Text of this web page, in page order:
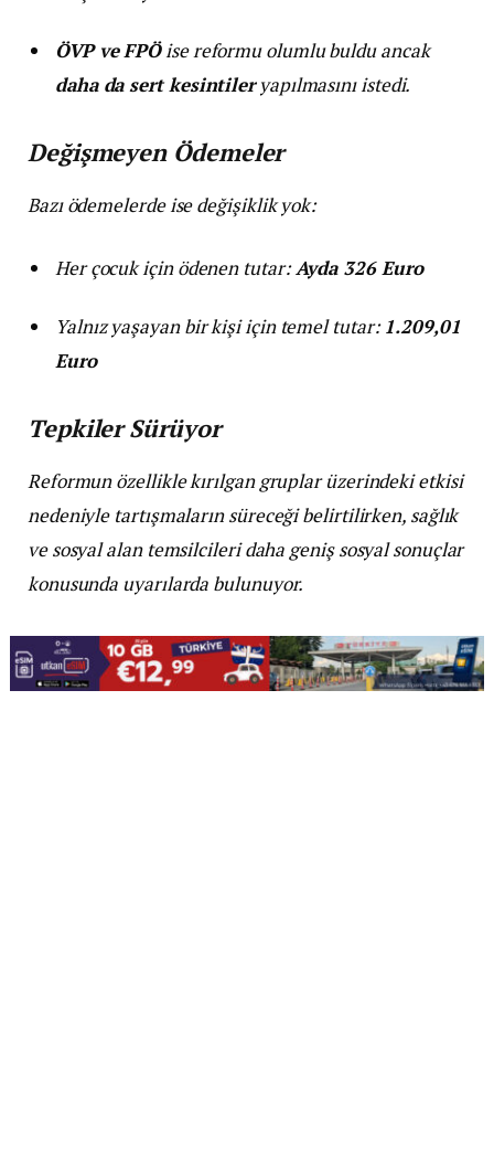
ÖVP ve FPÖise reformu olumlu buldu ancak
daha da sert kesintileryapılmasını istedi.
Değişmeyen Ödemeler
Bazı ödemelerde ise değişiklik yok:
Her çocuk için ödenen tutar:Ayda 326 Euro
Yalnız yaşayan bir kişi için temel tutar:1.209,01
Euro
Tepkiler Sürüyor
Reformun özellikle kırılgan gruplar üzerindeki etkisi
nedeniyle tartışmaların süreceği belirtilirken, sağlık
ve sosyal alan temsilcileri daha geniş sosyal sonuçlar
konusunda uyarılarda bulunuyor.